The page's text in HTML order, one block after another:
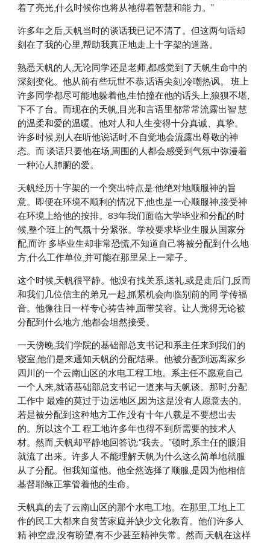
着了亮光,什么时候你也将从祂得着智慧和能 力。”
许多年之后,天帆当时的谈话我已记不清了。但这两句话却
刻在了我的心里,帮助我真正地走上十字架的道路。
熟悉天帆的人,无论同学还是老师,都感觉到了天帆生命中的
深刻变化。他从前有些玩世不恭,话语尖刻,冷嘲热讽。 班上
许多同学都尽可能地躲着他,生怕撞在他的话头上,狼狈不堪,
下不了台。而现在的天帆,目光和言语里都常常流露出智 慧
的温柔和爱的温暖。他对人和人生变得十分真诚、真挚。
许多时候,别人在听他说话时,不自觉地会流露出尊敬的神
态。而 谈话只要他在场,周围的人都会感受到气氛中弥漫着
一种沁人肺腑的爱。
天帆经历十字架的一个突出特点是:他绝对地顺服神的旨
意。即便在环境不顺利的情况下,他也是一心顺服神,接受神
在环境上给他的按排。83年我们面临大学毕业和分配的时
候,整个班上的气氛十分紧张。学校要求毕业生服从国家分
配,而许 多毕业生却非常恐慌,不知道自己将被分配到什么地
方,什么工作单位,并可能在那里呆上一辈子。
这个时候,天帆很平静。他没有找关系,送礼,或是走后门,反而
和我们几位信主的弟兄一起,抓紧机会向临别前的同 学传福
音。他像往日一样专心祷告神,面带笑容。让人觉得无论被
分配到什么地方,他都会坦然接受。
一天傍晚,我们学院的基础部总支书记和系主任来到我们的
寝室,他们是来通知天帆的分配结果。他被分配到远离家乡
四川的一个云南山区的水电工程工地。系主任不愿意自己
一个人来,就请基础部总支书记一道来与天帆谈。那时,分配
工作中 最难的莫过于边远地区,因为这是没有人愿意去的。
若是被分配到这种地方工作,没有十年八载是不要想出去
的。所以这个工 程工地许多年也得不到所需要的技术人
材。然而,天帆却平静地回答说:“我去。”顿时,系主任的眼泪
就流了出来。许多人 不能理解天帆为什么这么简单地就服
从了分配。但我知道他。他全然选择了顺服,是因为他相信
基督耶稣正掌管着他的生命。
天帆真的去了云南山区的那个水电工地。在那里,工地上工
作的民工大都来自贫苦家庭并缺少文化教育。他们许多人
精 神空虚,没有盼望,有不少甚至精神失常。然而,天帆在这样